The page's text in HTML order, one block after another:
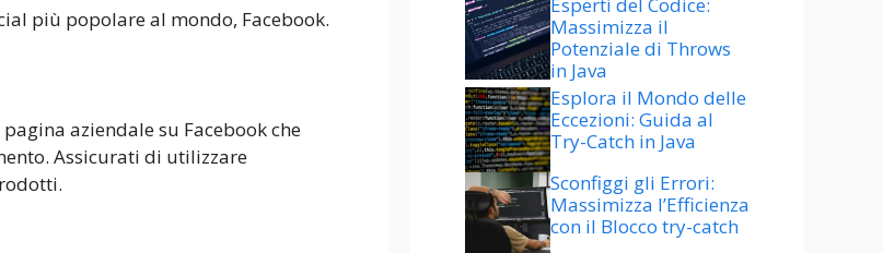
più popolare al mondo, Facebook.
aziendale su Facebook che
Assicurati di utilizzare
Massimizza il
Potenziale di Throws
in Java
Esplora il Mondo delle
Eccezioni: Guida al
Try-Catch in Java
Sconfiggi gli Errori:
Massimizza l’Efficienza
con il Blocco try-catch